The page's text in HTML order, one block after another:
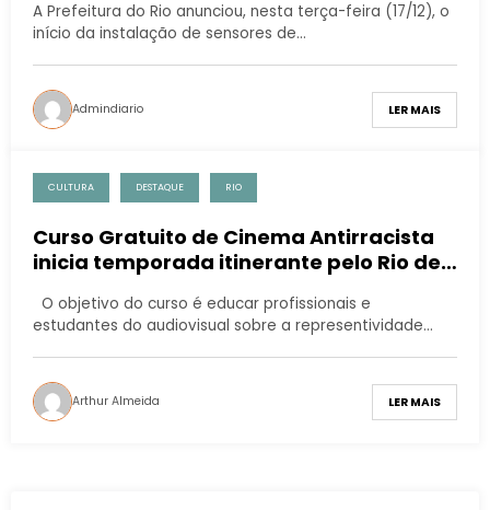
confortável aos passageiros.
A Prefeitura do Rio anunciou, nesta terça-feira (17/12), o
início da instalação de sensores de…
Admindiario LER MAIS
CULTURA DESTAQUE RIO
Curso Gratuito de Cinema Antirracista
inicia temporada itinerante pelo Rio de
O objetivo do curso é educar profissionais e
estudantes do audiovisual sobre a representividade…
Arthur Almeida LER MAIS